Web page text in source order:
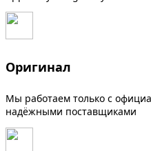
Оригинал
Мы работаем только с
надёжными поставщиками